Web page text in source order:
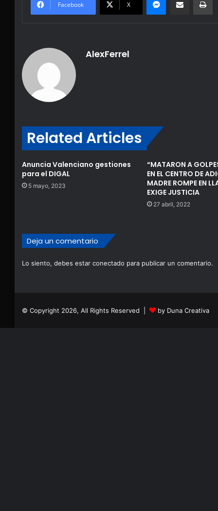
Facebook X
AlexFerrel
Related Articles
Anuncia Valenciano gestiones
para el DIGAL
5 mayo, 2023
“MATARON A
EN EL CENTRO DE
MADRE ROMPE EN
EXIGE JUSTICIA
27 abril, 2022
Deja un comentario
Lo siento, debes estar conectado para publicar un comentario.
© Copyright 2026, All Rights Reserved | by Duna Creativa